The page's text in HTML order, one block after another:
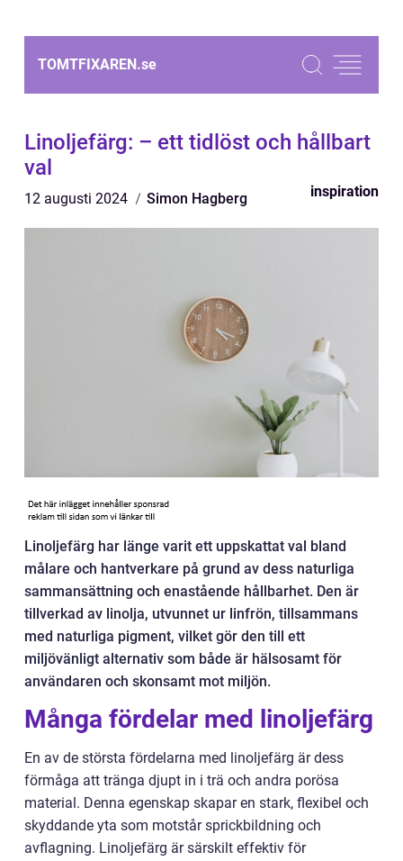
TOMTFIXAREN.se
Linoljefärg: – ett tidlöst och hållbart
val
12 augusti 2024 Simon Hagberg inspiration
Linoljefärg har länge varit ett uppskattat val bland
målare och hantverkare på grund av dess naturliga
sammansättning och enastående hållbarhet. Den är
tillverkad av linolja, utvunnet ur linfrön, tillsammans
med naturliga pigment, vilket gör den till ett
miljövänligt alternativ som både är hälsosamt för
användaren och skonsamt mot miljön.
Många fördelar med linoljefärg
En av de största fördelarna med linoljefärg är dess
förmåga att tränga djupt in i trä och andra porösa
material. Denna egenskap skapar en stark, flexibel och
skyddande yta som motstår sprickbildning och
avflagning. Linoljefärg är särskilt effektiv för